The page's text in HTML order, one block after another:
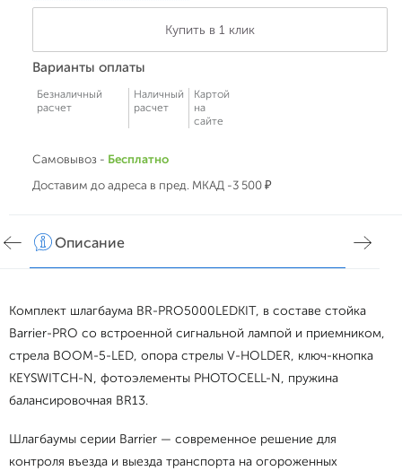
Купить в 1 клик
Варианты оплаты
Безналичный
расчет
Наличный
расчет
Картой
на
сайте
Самовывоз - Бесплатно
Доставим до адреса в пред. МКАД -3 500 ₽
Описание
Комплект шлагбаума BR-PRO5000LEDKIT, в составе стойка
Barrier-PRO со встроенной сигнальной лампой и приемником,
стрела BOOM-5-LED, опора стрелы V-HOLDER, ключ-кнопка
KEYSWITCH-N, фотоэлементы PHOTOCELL-N, пружина
балансировочная BR13.
Шлагбаумы серии Barrier — современное решение для
контроля въезда и выезда транспорта на огороженных